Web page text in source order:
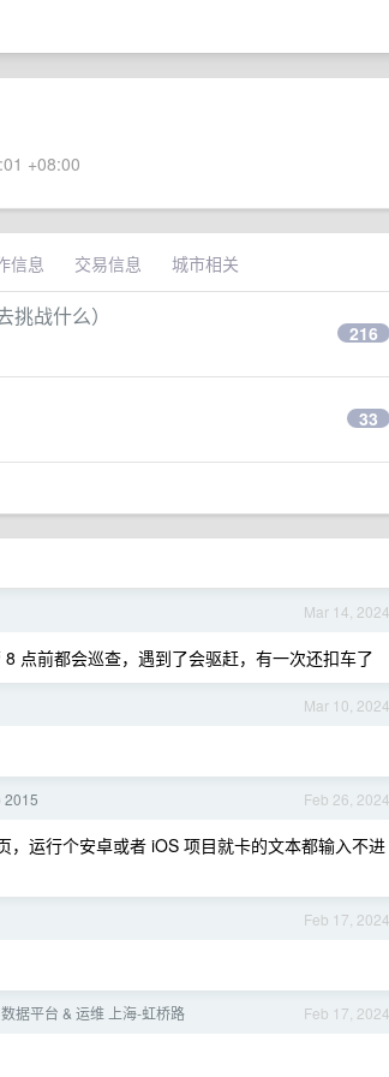
+08:00
信息 交易信息 城市相关
战什么）
216
33
Mar 14, 2024
点前都会巡查，遇到了会驱赶，有一次还扣车了
Mar 10, 2024
Feb 26, 2024
2015
运行个安卓或者 iOS 项目就卡的文本都输入不进
Feb 17, 2024
Feb 17, 2024
据平台 & 运维 上海-虹桥路